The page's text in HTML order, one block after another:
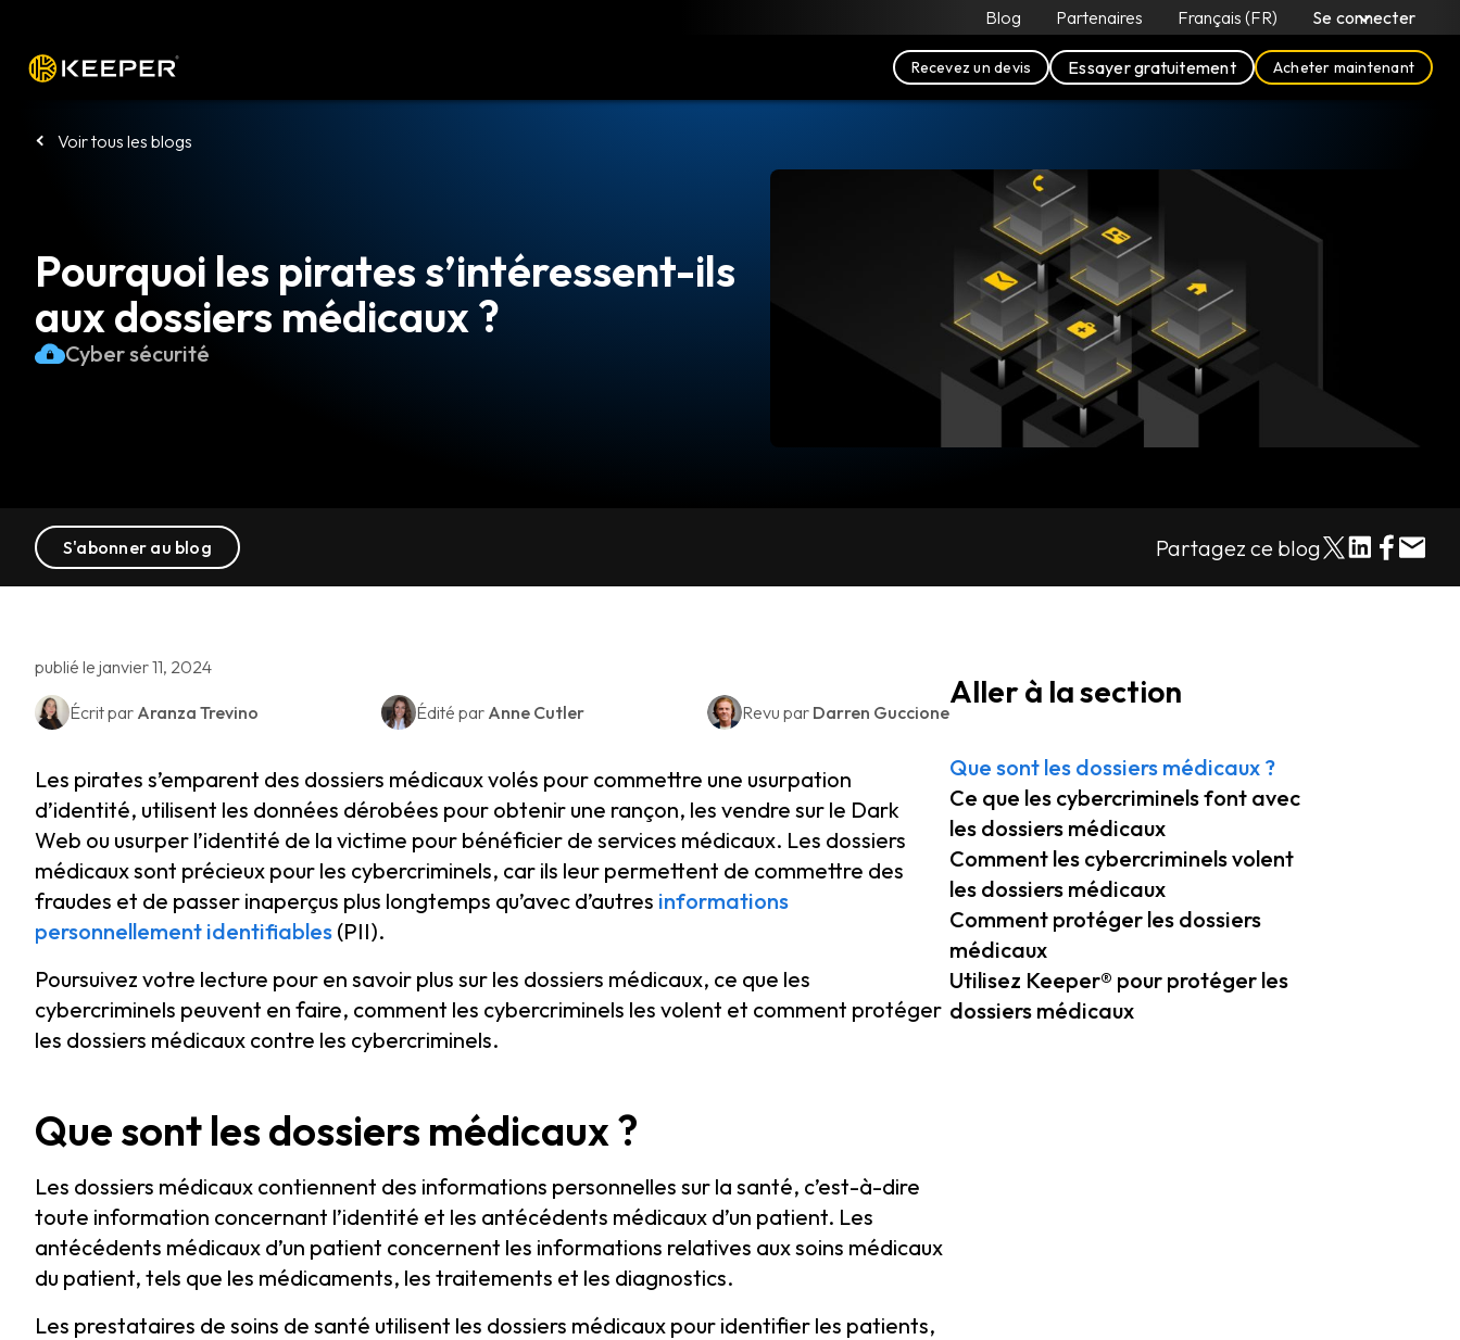
Blog Partenaires Français (FR) Se connecter
Recevez un devis Essayer gratuitement Acheter maintenant
Voir tous les blogs
Pourquoi les pirates s’intéressent-ils
aux dossiers médicaux ?
Cyber sécurité
S'abonner au blog Partagez ce blog
publié le janvier 11, 2024
Écrit par Aranza Trevino Édité par Anne Cutler Revu par Darren Guccione
Les pirates s’emparent des dossiers médicaux volés pour commettre une usurpation
d’identité, utilisent les données dérobées pour obtenir une rançon, les vendre sur le Dark
Web ou usurper l’identité de la victime pour bénéficier de services médicaux. Les dossiers
médicaux sont précieux pour les cybercriminels, car ils leur permettent de commettre des
fraudes et de passer inaperçus plus longtemps qu’avec d’autres informations
personnellement identifiables (PII).
Poursuivez votre lecture pour en savoir plus sur les dossiers médicaux, ce que les
cybercriminels peuvent en faire, comment les cybercriminels les volent et comment protéger
les dossiers médicaux contre les cybercriminels.
Que sont les dossiers médicaux ?
Les dossiers médicaux contiennent des informations personnelles sur la santé, c’est-à-dire
toute information concernant l’identité et les antécédents médicaux d’un patient. Les
antécédents médicaux d’un patient concernent les informations relatives aux soins médicaux
du patient, tels que les médicaments, les traitements et les diagnostics.
Les prestataires de soins de santé utilisent les dossiers médicaux pour identifier les patients,
Aller à la section
Que sont les dossiers médicaux ?
Ce que les cybercriminels font avec
les dossiers médicaux
Comment les cybercriminels volent
les dossiers médicaux
Comment protéger les dossiers
médicaux
Utilisez Keeper® pour protéger les
dossiers médicaux